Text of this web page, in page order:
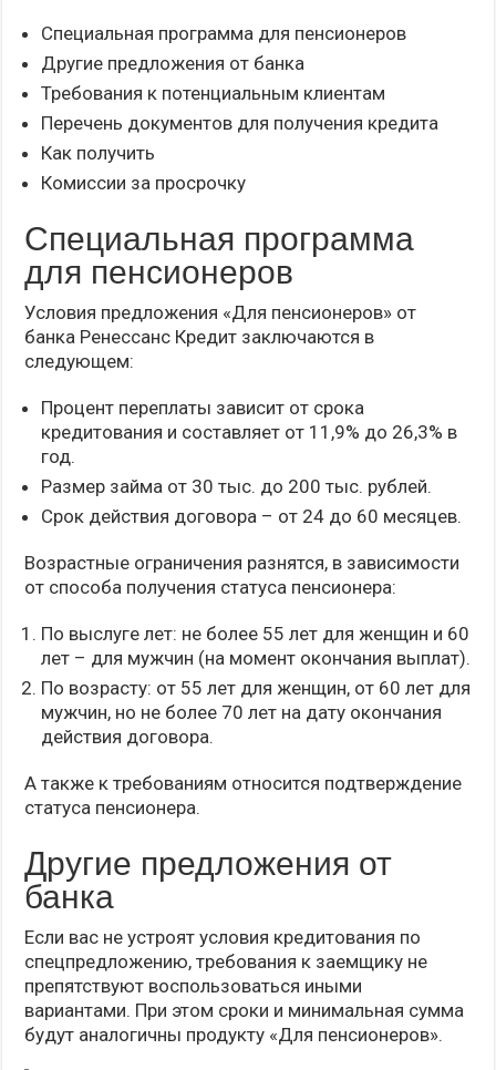
Специальная программа для пенсионеров
Другие предложения от банка
Требования к потенциальным клиентам
Перечень документов для получения кредита
Как получить
Комиссии за просрочку
Специальная программа
для пенсионеров
Условия предложения «Для пенсионеров» от
банка Ренессанс Кредит заключаются в
следующем:
Процент переплаты зависит от срока
кредитования и составляет от 11,9% до 26,3% в
год.
Размер займа от 30 тыс. до 200 тыс. рублей.
Срок действия договора – от 24 до 60 месяцев.
Возрастные ограничения разнятся, в зависимости
от способа получения статуса пенсионера:
По выслуге лет: не более 55 лет для женщин и 60
лет – для мужчин (на момент окончания выплат).
По возрасту: от 55 лет для женщин, от 60 лет для
мужчин, но не более 70 лет на дату окончания
действия договора.
А также к требованиям относится подтверждение
статуса пенсионера.
Другие предложения от
банка
Если вас не устроят условия кредитования по
спецпредложению, требования к заемщику не
препятствуют воспользоваться иными
вариантами. При этом сроки и минимальная сумма
будут аналогичны продукту «Для пенсионеров».